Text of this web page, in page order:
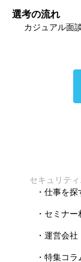
選考の流れ
カジュアル面
セキュリテ
・仕事を探
・セミナ
・運営会社
・特集コラ